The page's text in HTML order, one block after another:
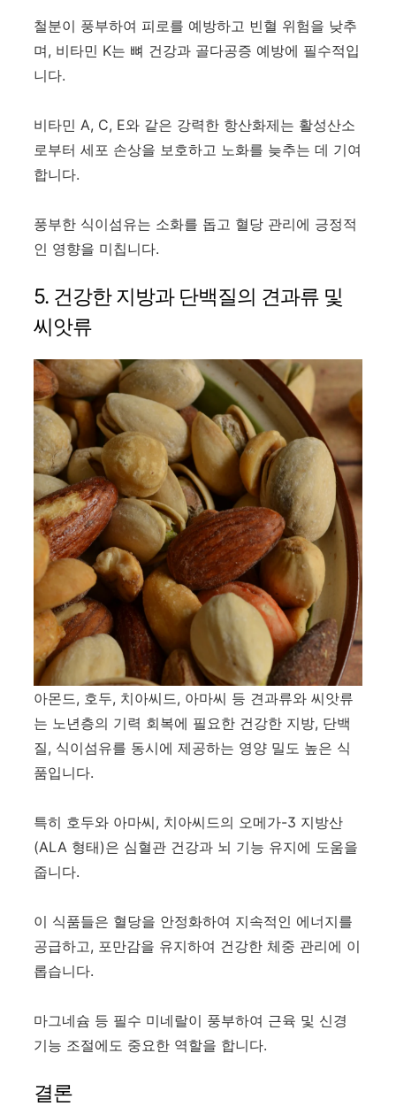
철분이 풍부하여 피로를 예방하고 빈혈 위험을 낮추
며, 비타민 K는 뼈 건강과 골다공증 예방에 필수적입
니다.
비타민 A, C, E와 같은 강력한 항산화제는 활성산소
로부터 세포 손상을 보호하고 노화를 늦추는 데 기여
합니다.
풍부한 식이섬유는 소화를 돕고 혈당 관리에 긍정적
인 영향을 미칩니다.
5. 건강한 지방과 단백질의 견과류 및
씨앗류
아몬드, 호두, 치아씨드, 아마씨 등 견과류와 씨앗류
는 노년층의 기력 회복에 필요한 건강한 지방, 단백
질, 식이섬유를 동시에 제공하는 영양 밀도 높은 식
품입니다.
특히 호두와 아마씨, 치아씨드의 오메가-3 지방산
(ALA 형태)은 심혈관 건강과 뇌 기능 유지에 도움을
줍니다.
이 식품들은 혈당을 안정화하여 지속적인 에너지를
공급하고, 포만감을 유지하여 건강한 체중 관리에 이
롭습니다.
마그네슘 등 필수 미네랄이 풍부하여 근육 및 신경
기능 조절에도 중요한 역할을 합니다.
결론